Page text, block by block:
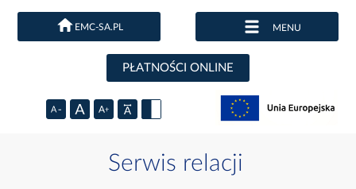
EMC-SA.PL MENU
PŁATNOŚCI ONLINE
Serwis relacji